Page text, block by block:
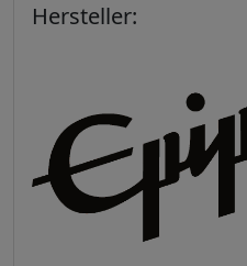
Hersteller: